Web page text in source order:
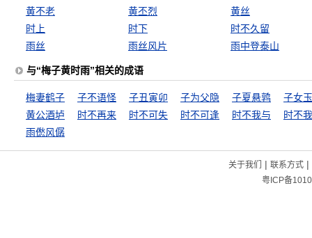
黄不老
黄丕烈
黄丝
时上
时下
时不久留
雨丝
雨丝风片 雨中登泰山
与“梅子黄时雨”相关的成语
梅妻鹤子 子不语怪 子丑寅卯 子为父隐 子夏悬鹑
子女
黄公酒垆
时不再来 时不可失 时不可逢 时不我与
时不
雨僽风僝
关于我们 | 联系方式|
粤ICP备